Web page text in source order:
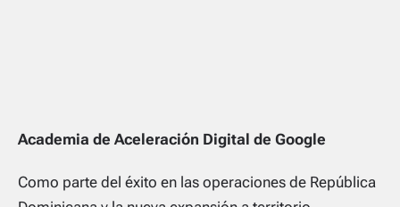
Academia de Aceleración Digital de Google
Como parte del éxito en las operaciones de República